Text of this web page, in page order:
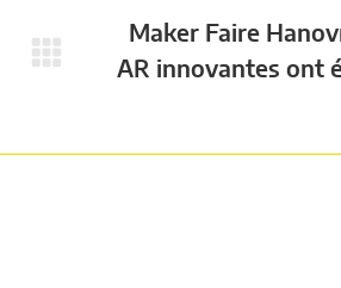
Next
Maker Faire
AR innovantes ont